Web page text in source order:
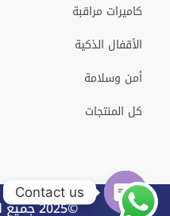
كاميرات مراقبة
الأقفال الذكية
أمن وسلامة
كل المنتجات
©2025 جميع الحقوق محفوظة.
Contact us